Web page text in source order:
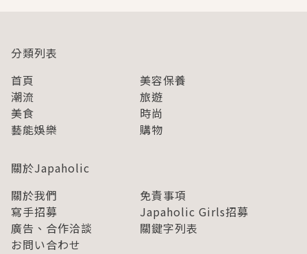
分類列表
首頁
美容保養
潮流
旅遊
美食
時尚
藝能娛樂
購物
關於Japaholic
關於我們
免責事項
寫手招募
Japaholic Girls招募
廣告、合作洽談
關鍵字列表
お問い合わせ